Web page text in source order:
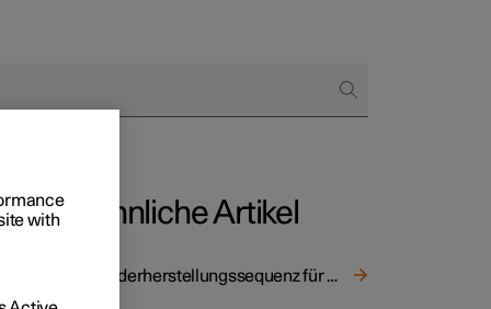
Ähnliche Artikel
Wiederherstellungssequenz für Einklemmschutz der Fenster
with